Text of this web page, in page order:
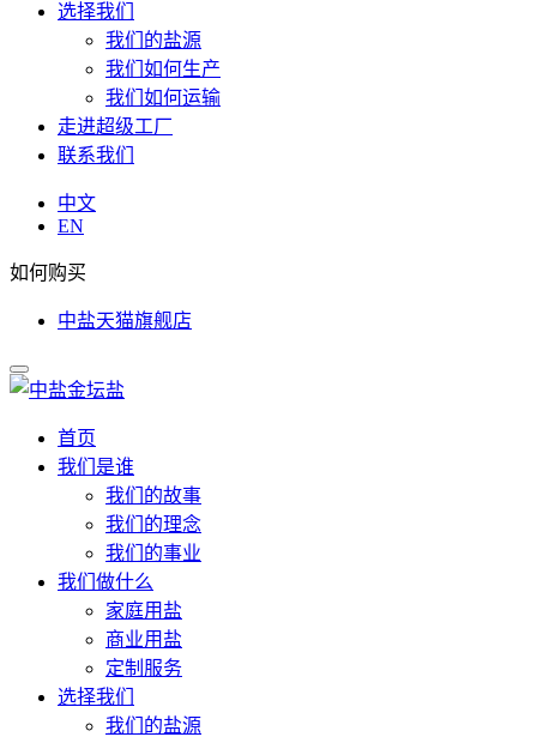
选择我们
我们的盐源
我们如何生产
我们如何运输
走进超级工厂
联系我们
中文
EN
如何购买
中盐天猫旗舰店
首页
我们是谁
我们的故事
我们的理念
我们的事业
我们做什么
家庭用盐
商业用盐
定制服务
选择我们
我们的盐源